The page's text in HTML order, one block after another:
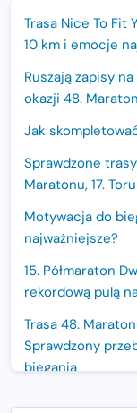
Trasa Nice To Fit
10 km i emocje
Ruszają zapisy
okazji 48.
Jak
Sprawdzone
Maratonu, 17.
Motywacja do
najważniejsze?
15. Półmaraton
rekordową pulą
Trasa 48.
Sprawdzony
biegania